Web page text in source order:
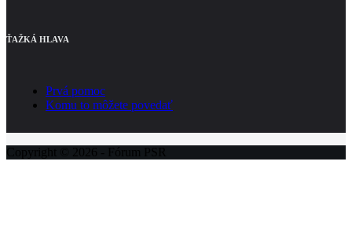
ŤAŽKÁ HLAVA
Prvá pomoc
Komu to môžete povedať
Copyright © 2026 - Fórum PSR